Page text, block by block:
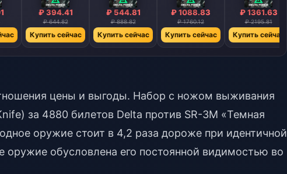
₽ 394.41
₽ 644.82
Купить сейчас
₽ 544.81
₽ 888.82
Купить сейчас
₽ 1088.83
₽ 1760.12
Купить сейчас
₽ 1361.63
₽ 2195.81
Купить сейчас
цены и выгоды. Набор с ножом выживания
за 4880 билетов Delta против SR-3M «Темная
оружие стоит в 4,2 раза дороже при идентичной
оружие обусловлена его постоянной видимостью во